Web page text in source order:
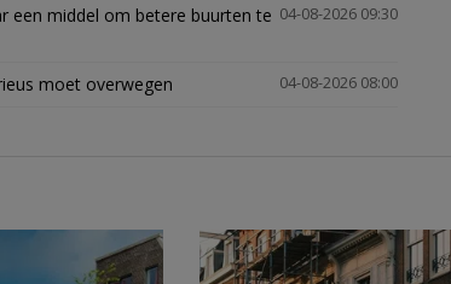
04-08-2026 09:30
een middel om betere buurten te
04-08-2026 08:00
moet overwegen